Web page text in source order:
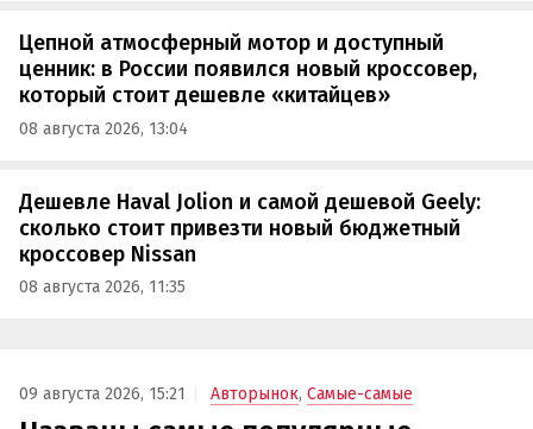
Цепной атмосферный мотор и доступный
ценник: в России появился новый кроссовер,
который стоит дешевле «китайцев»
08 августа 2026, 13:04
Дешевле Haval Jolion и самой дешевой Geely:
сколько стоит привезти новый бюджетный
кроссовер Nissan
08 августа 2026, 11:35
09 августа 2026, 15:21 Авторынок, Самые-самые